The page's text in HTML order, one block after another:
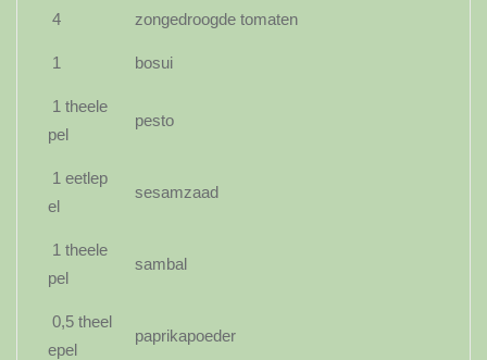
4 zongedroogde tomaten
1 bosui
1 theele
pel
pesto
1 eetlep
el
sesamzaad
1 theele
pel
sambal
0,5 theel
epel
paprikapoeder